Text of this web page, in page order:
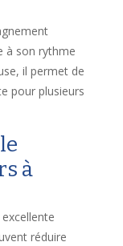
à son rythme
il permet de
pour plusieurs
à
réduire